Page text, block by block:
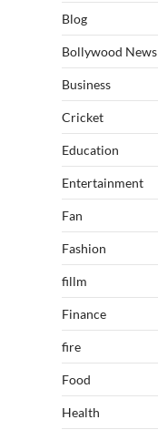
Blog
Bollywood News
Business
Cricket
Education
Entertainment
Fan
Fashion
fillm
Finance
fire
Food
Health